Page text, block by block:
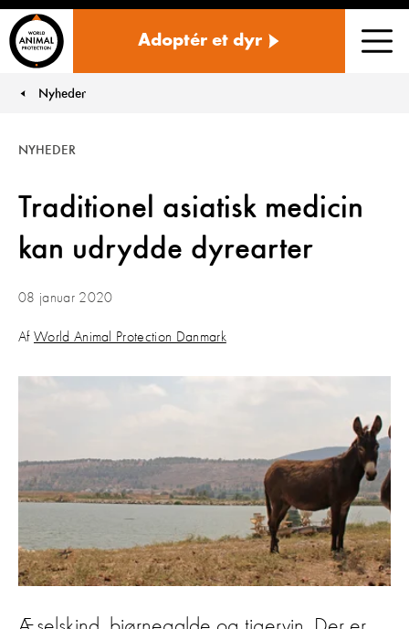
Adoptér et dyr
You are here:
Nyheder
Traditionel asiatisk medicin
kan udrydde dyrearter
NYHEDER
08 januar 2020
Af World Animal Protection Danmark